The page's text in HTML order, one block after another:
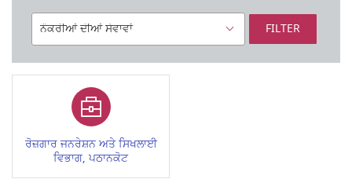
FILTER
ਰੋਜ਼ਗਾਰ ਜਨਰੇਸ਼ਨ ਅਤੇ ਸਿਖਲਾਈ
ਵਿਭਾਗ, ਪਠਾਨਕੋਟ